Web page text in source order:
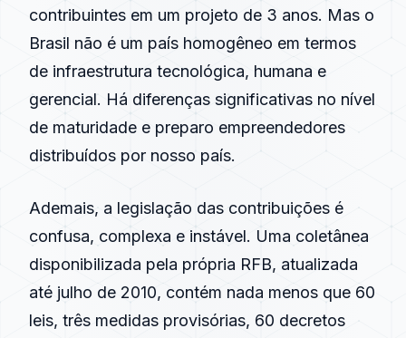
contribuintes em um projeto de 3 anos. Mas o
Brasil não é um país homogêneo em termos
de infraestrutura tecnológica, humana e
gerencial. Há diferenças significativas no nível
de maturidade e preparo empreendedores
distribuídos por nosso país.
Ademais, a legislação das contribuições é
confusa, complexa e instável. Uma coletânea
disponibilizada pela própria RFB, atualizada
até julho de 2010, contém nada menos que 60
leis, três medidas provisórias, 60 decretos